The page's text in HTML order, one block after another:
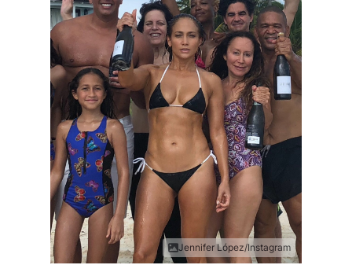
Jennifer López/Instagram